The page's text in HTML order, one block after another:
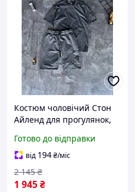
Костюм чоловічий Стон
Айленд для прогулянок,
футболка спортивний
Stone Island топовий
Готово до відправки
від 194₴/міс
1 945₴
2 145 ₴